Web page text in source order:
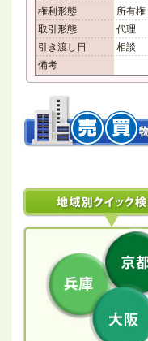
権利形態
所有権
取引形態
代理
引き渡し日
相談
備考